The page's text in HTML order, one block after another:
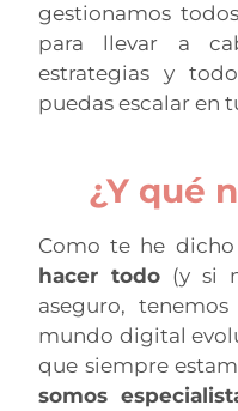
gestionamos
para llevar a
estrategias y
puedas escalar en
¿Y qué
Como te he
hacer todo (y si
aseguro,
mundo digital
que siempre
somos